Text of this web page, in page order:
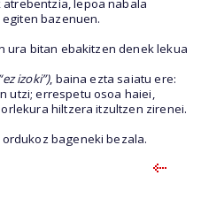
lepoa nabala
bazenuen.
ura bitan ebakitzen denek lekua
izoki”), baina ezta saiatu ere:
utzi; errespetu osoa haiei,
hiltzera itzultzen zirenei.
bageneki bezala.